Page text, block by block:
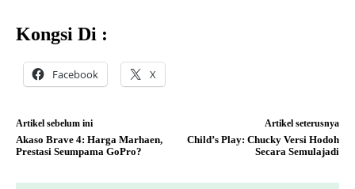
Kongsi Di :
Facebook X
Artikel sebelum ini
Akaso Brave 4: Harga Marhaen,
Prestasi Seumpama GoPro?
Artikel seterusnya
Child’s Play: Chucky Versi Hodoh
Secara Semulajadi